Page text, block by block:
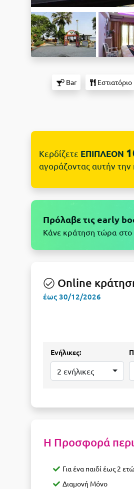
Bar Εστιατόριο
Κερδίζετε ΕΠΙΠΛΕΟΝ
αγοράζοντας αυτήν
Πρόλαβε τις early
Κάνε κράτηση τώρα στο
Online
έως 30/12/2026
Ενήλικες:
2 ενήλικες
Η Προσφορά
Για ένα παιδί έως 2
Διαμονή Μόνο